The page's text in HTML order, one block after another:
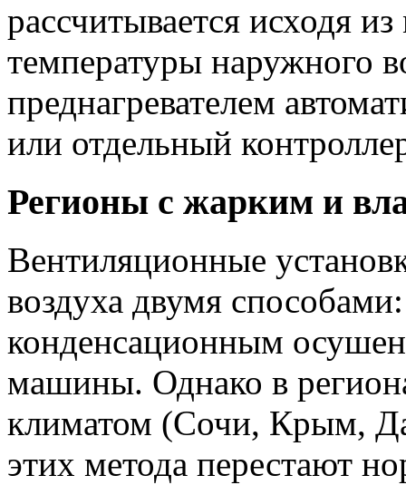
рассчитывается исходя
температуры наружного
преднагревателем
или отдельный
Регионы с жарким и
Вентиляционные
воздуха двумя
конденсационным
машины. Однако в
климатом (Сочи, Крым,
этих метода перестают